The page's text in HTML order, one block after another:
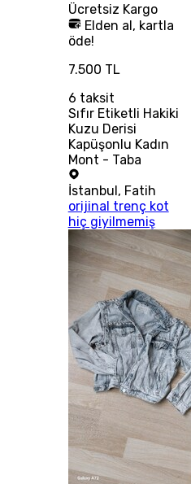
Ücretsiz Kargo
Elden al, kartla
öde!
7.500 TL
6 taksit
Sıfır Etiketli Hakiki
Kuzu Derisi
Kapüşonlu Kadın
Mont - Taba
İstanbul, Fatih
orijinal trenç kot
hiç giyilmemiş